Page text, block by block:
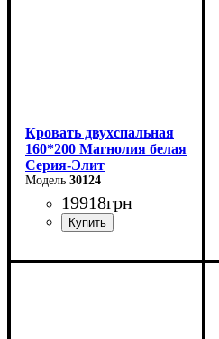
Кровать двухспальная
160*200 Магнолия белая
Серия-Элит
30124
19918грн
Ширина: 168 см